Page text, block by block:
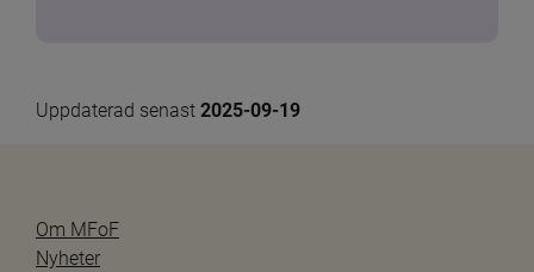
Uppdaterad senast 2025-09-19
Om MFoF
Nyheter